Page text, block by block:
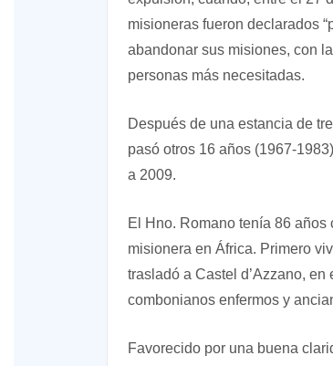
misioneras fueron declarados
abandonar sus misiones, con
personas más necesitadas.
Después de una estancia de
pasó otros 16 años (1967-
a 2009.
El Hno. Romano tenía 86 años
misionera en África. Primero
trasladó a Castel d’Azzano, en
combonianos enfermos y
Favorecido por una buena